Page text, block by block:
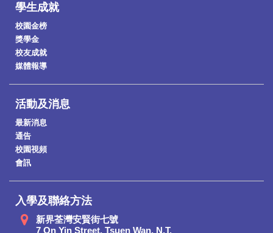
學生成就
校園金榜
獎學金
校友成就
媒體報導
活動及消息
最新消息
通告
校園視頻
會訊
入學及聯絡方法
新界荃灣安賢街七號
7 On Yin Street, Tsuen Wan, N.T.